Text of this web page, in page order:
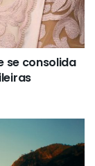
se consolida